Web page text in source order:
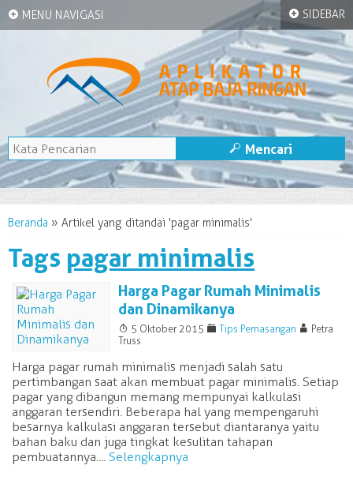
+ MENU NAVIGASI
M Mencari
Beranda » Artikel yang ditandai 'pagar minimalis'
Tags pagar minimalis
Harga Pagar Rumah Minimalis
dan Dinamikanya
T 5 Oktober 2015 F Tips Pemasangan A Petra
Truss
Harga pagar rumah minimalis menjadi salah satu
pertimbangan saat akan membuat pagar minimalis. Setiap
pagar yang dibangun memang mempunyai kalkulasi
anggaran tersendiri. Beberapa hal yang mempengaruhi
besarnya kalkulasi anggaran tersebut diantaranya yaitu
bahan baku dan juga tingkat kesulitan tahapan
pembuatannya.... Selengkapnya
+ SIDEBAR